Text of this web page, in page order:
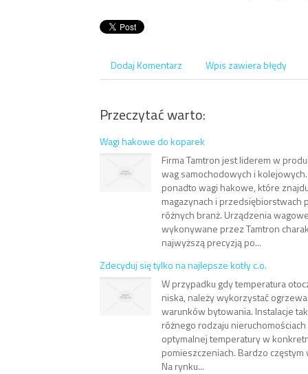
Dodaj Komentarz Wpis zawiera błędy
Przeczytać warto:
Wagi hakowe do koparek
Firma Tamtron jest liderem w
wag samochodowych i
ponadto wagi hakowe, które
magazynach i przedsiębiorstwach
różnych branż. Urządzenia
wykonywane przez Tamtron
najwyższą precyzją po...
Zdecyduj się tylko na najlepsze kotły c.o.
W przypadku gdy temperatura
niska, należy wykorzystać
warunków bytowania. Instalacje
różnego rodzaju
optymalnej temperatury w
pomieszczeniach. Bardzo częstym
Na rynku...